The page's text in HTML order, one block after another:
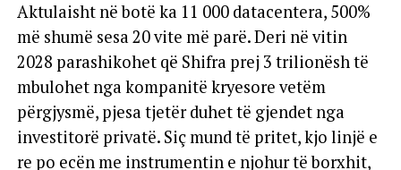
Aktulaisht në botë ka 11 000 datacentera, 500%
më shumë sesa 20 vite më parë. Deri në vitin
2028 parashikohet që Shifra prej 3 trilionësh të
mbulohet nga kompanitë kryesore vetëm
përgjysmë, pjesa tjetër duhet të gjendet nga
investitorë privatë. Siç mund të pritet, kjo linjë e
re po ecën me instrumentin e njohur të borxhit,